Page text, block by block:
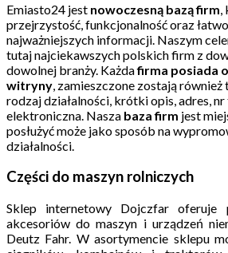
Emiasto24 jest nowoczesną bazą firm
przejrzystość, funkcjonalność oraz
najważniejszych informacji. Naszym
tutaj najciekawszych polskich firm z
dowolnej branży. Każdafirma posiada
witryny , zamieszczone zostają
rodzaj działalności, krótki opis, adres,
elektroniczna. Nasza baza firm jest
posłużyć może jako sposób na
działalności.
Części do maszyn rolniczych
Sklep internetowy Dojczfar oferuje
akcesoriów do maszyn i urządzeń
Deutz Fahr. W asortymencie sklepu